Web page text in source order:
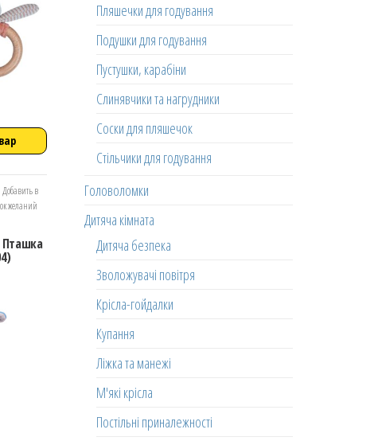
Добавить в
желаний
Пташка
Пляшечки для годування
Подушки для годування
Пустушки, карабіни
Слинявчики та нагрудники
Соски для пляшечок
Стільчики для годування
Головоломки
Дитяча кімната
Дитяча безпека
Зволожувачі повітря
Крісла-гойдалки
Купання
Ліжка та манежі
М'які крісла
Постільні приналежності